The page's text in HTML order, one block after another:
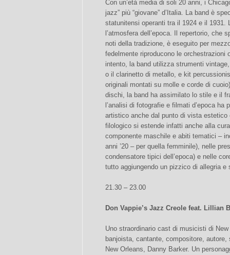
Con un’età media di soli 20 anni, i
jazz” più “giovane” d’Italia. La band è
statunitensi operanti tra il 1924 e il 1931.
l’atmosfera dell’epoca. Il repertorio, che
noti della tradizione, è eseguito per
fedelmente riproducono le orchestrazioni
intento, la band utilizza strumenti
o il clarinetto di metallo, e kit
originali montati su molle e corde di
dischi, la band ha assimilato lo stile e il
l’analisi di fotografie e filmati d’epoca
artistico anche dal punto di vista
filologico si estende infatti anche alla
componente maschile e abiti tematici –
anni ’20 – per quella femminile), nelle
condensatore tipici dell’epoca) e nelle
tutto aggiungendo un pizzico di allegria e
21.30 – 23.00
Don Vappie’s Jazz Creole feat. Lillian
Uno straordinario cast di musicisti di
banjoista, cantante, compositore,
New Orleans, Danny Barker. Un